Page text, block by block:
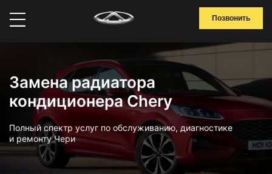
Позвонить
Замена радиатора
кондиционера Chery
Полный спектр услуг по обслуживанию, диагностике
и ремонту Чери